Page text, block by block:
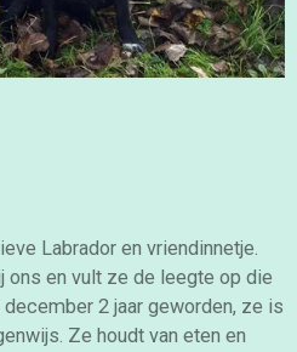
Labrador en vriendinnetje.
ons en vult ze de leegte op die
2 jaar geworden, ze is
Ze houdt van eten en